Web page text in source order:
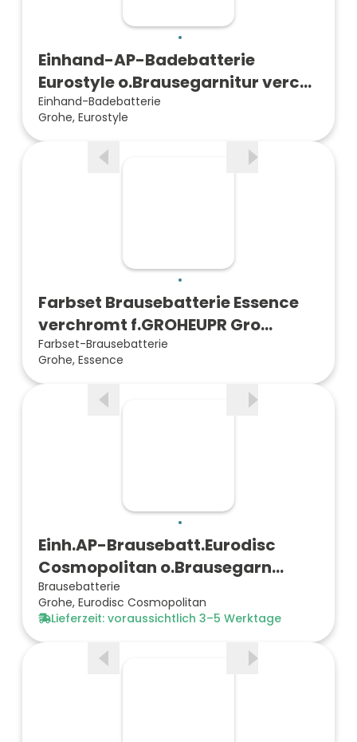
Einhand-AP-Badebatterie
Eurostyle o.Brausegarnitur verc…
Einhand-Badebatterie
Grohe, Eurostyle
Farbset Brausebatterie Essence
verchromt f.GROHEUPR Gro…
Farbset-Brausebatterie
Grohe, Essence
Einh.AP-Brausebatt.Eurodisc
Cosmopolitan o.Brausegarn…
Brausebatterie
Grohe, Eurodisc Cosmopolitan
Lieferzeit: voraussichtlich 3–5 Werktage